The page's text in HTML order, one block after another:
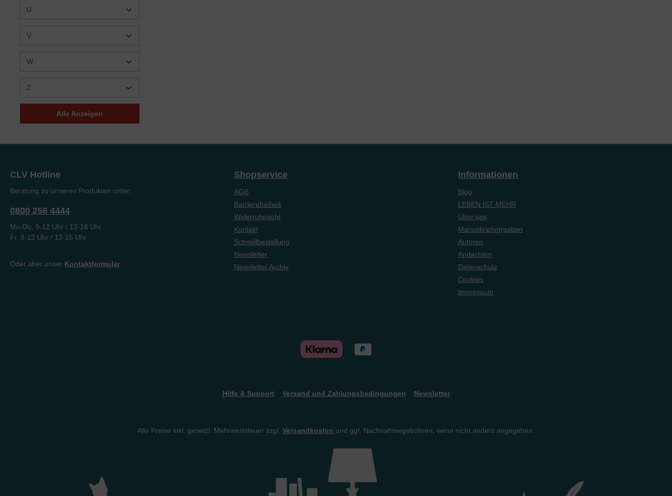
(1)
DeMoss Wolgemuth
(1)
Mary Geraldine Taylor
Mike Haley
Mike Stephenson
Mirjam Schweizer
U
V
W
Z
Alle Anzeigen
CLV Hotline
Beratung zu unseren Produkten unter:
0800 258 4444
Mo-Do, 9-12 Uhr / 13-16 Uhr
Fr, 9-12 Uhr / 13-15 Uhr
Oder über unser Kontaktformular.
Shopservice
AGB
Barrierefreiheit
Widerrufsrecht
Kontakt
Schnellbestellung
Newsletter
Newsletter Archiv
Informationen
Blog
LEBEN IST MEHR
Über uns
Manuskriptvorgaben
Autoren
Andachten
Datenschutz
Cookies
Impressum
Hilfe & Support Versand und Zahlungsbedingungen Newsletter
Alle Preise inkl. gesetzl. Mehrwertsteuer zzgl. Versandkosten und ggf. Nachnahmegebühren, wenn nicht anders angegeben.